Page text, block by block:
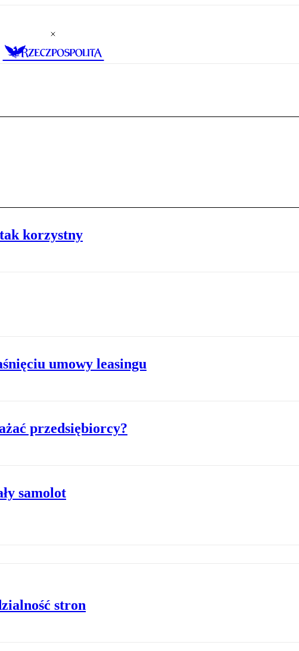
korzystny
umowy leasingu
przedsiębiorcy?
samolot
stron